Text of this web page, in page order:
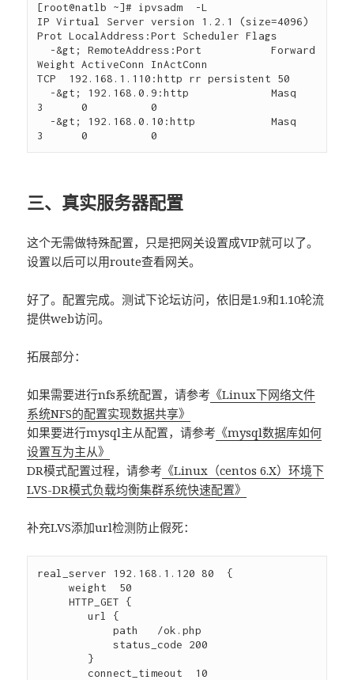
[root@natlb ~]# ipvsadm  -L
IP Virtual Server version 1.2.1 (size=4096)
Prot LocalAddress:Port Scheduler Flags
Weight ActiveConn InActConn
TCP  192.168.1.110:http rr persistent 50
3      0          0
三、真实服务器配置
这个无需做特殊配置，只是把网关设置成VIP就可以了。
设置以后可以用route查看网关。
好了。配置完成。测试下论坛访问，依旧是1.9和1.10轮流
提供web访问。
拓展部分：
如果需要进行nfs系统配置，请参考 《Linux下网络文件
系统NFS的配置实现数据共享》
如果要进行mysql主从配置，请参考 《mysql数据库如何
设置互为主从》
DR模式配置过程，请参考 《Linux（centos 6.X）环境下
LVS-DR模式负载均衡集群系统快速配置》
补充LVS添加url检测防止假死：
real_server 192.168.1.120 80  {
     weight  50
     HTTP_GET {
        url {
            path   /ok.php
            status_code 200